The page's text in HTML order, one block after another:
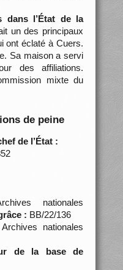
dans l’État de la
un des principaux
ont éclaté à Cuers.
Sa maison a servi
des affiliations.
mixte du
de peine
de l’État :
nationales
: BB/22/136
nationales
de la base de